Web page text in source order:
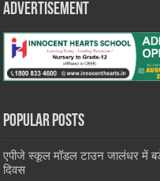
Advertisement
Popular Posts
एपीजे स्कूल मॉडल टाउन जालंधर में बड़े
दिवस